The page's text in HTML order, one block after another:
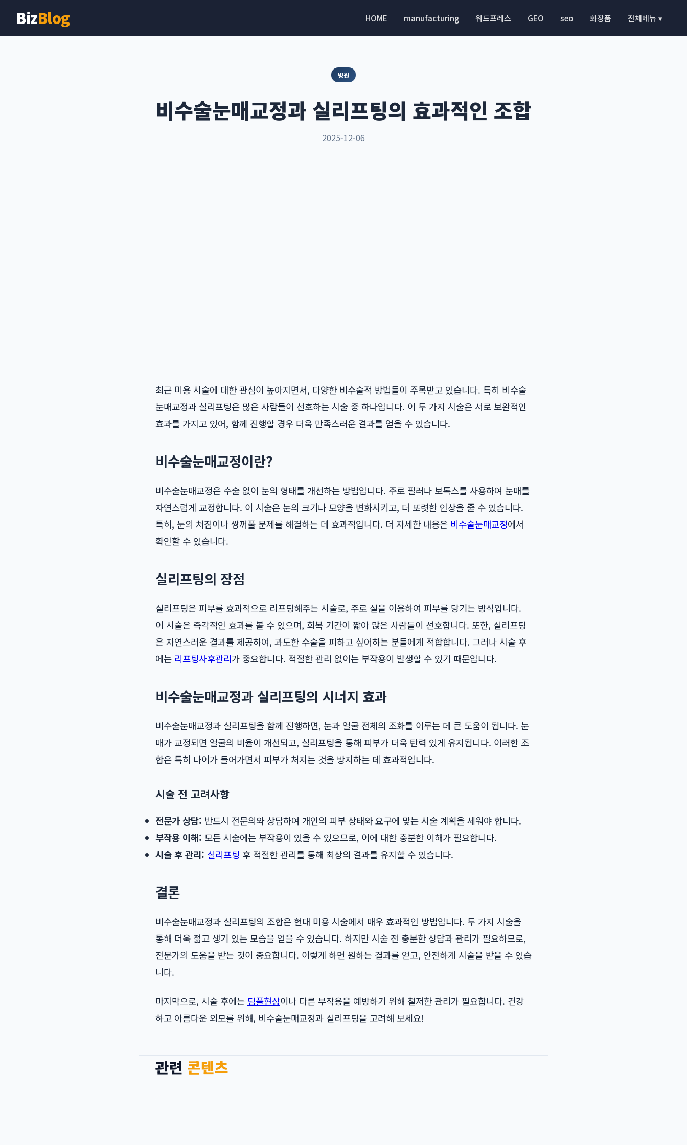
BizBlog HOME manufacturing 워드프레스 GEO seo 화장품 전체메뉴 ▾
병원
비수술눈매교정과 실리프팅의 효과적인 조합
2025-12-06
최근 미용 시술에 대한 관심이 높아지면서, 다양한 비수술적 방법들이 주목받고 있습니다. 특히 비수술
눈매교정과 실리프팅은 많은 사람들이 선호하는 시술 중 하나입니다. 이 두 가지 시술은 서로 보완적인
효과를 가지고 있어, 함께 진행할 경우 더욱 만족스러운 결과를 얻을 수 있습니다.
비수술눈매교정이란?
비수술눈매교정은 수술 없이 눈의 형태를 개선하는 방법입니다. 주로 필러나 보톡스를 사용하여 눈매를
자연스럽게 교정합니다. 이 시술은 눈의 크기나 모양을 변화시키고, 더 또렷한 인상을 줄 수 있습니다.
특히, 눈의 처짐이나 쌍꺼풀 문제를 해결하는 데 효과적입니다. 더 자세한 내용은 비수술눈매교정에서
확인할 수 있습니다.
실리프팅의 장점
실리프팅은 피부를 효과적으로 리프팅해주는 시술로, 주로 실을 이용하여 피부를 당기는 방식입니다.
이 시술은 즉각적인 효과를 볼 수 있으며, 회복 기간이 짧아 많은 사람들이 선호합니다. 또한, 실리프팅
은 자연스러운 결과를 제공하여, 과도한 수술을 피하고 싶어하는 분들에게 적합합니다. 그러나 시술 후
에는 리프팅사후관리가 중요합니다. 적절한 관리 없이는 부작용이 발생할 수 있기 때문입니다.
비수술눈매교정과 실리프팅의 시너지 효과
비수술눈매교정과 실리프팅을 함께 진행하면, 눈과 얼굴 전체의 조화를 이루는 데 큰 도움이 됩니다. 눈
매가 교정되면 얼굴의 비율이 개선되고, 실리프팅을 통해 피부가 더욱 탄력 있게 유지됩니다. 이러한 조
합은 특히 나이가 들어가면서 피부가 처지는 것을 방지하는 데 효과적입니다.
시술 전 고려사항
전문가 상담: 반드시 전문의와 상담하여 개인의 피부 상태와 요구에 맞는 시술 계획을 세워야 합니다.
부작용 이해: 모든 시술에는 부작용이 있을 수 있으므로, 이에 대한 충분한 이해가 필요합니다.
시술 후 관리: 실리프팅 후 적절한 관리를 통해 최상의 결과를 유지할 수 있습니다.
결론
비수술눈매교정과 실리프팅의 조합은 현대 미용 시술에서 매우 효과적인 방법입니다. 두 가지 시술을
통해 더욱 젊고 생기 있는 모습을 얻을 수 있습니다. 하지만 시술 전 충분한 상담과 관리가 필요하므로,
전문가의 도움을 받는 것이 중요합니다. 이렇게 하면 원하는 결과를 얻고, 안전하게 시술을 받을 수 있습
니다.
마지막으로, 시술 후에는 딤플현상이나 다른 부작용을 예방하기 위해 철저한 관리가 필요합니다. 건강
하고 아름다운 외모를 위해, 비수술눈매교정과 실리프팅을 고려해 보세요!
관련 콘텐츠